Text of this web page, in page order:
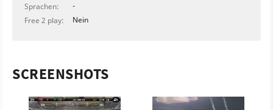
Sprachen:
-
Free 2 play:
Nein
SCREENSHOTS